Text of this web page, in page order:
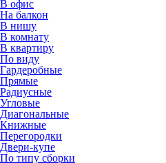
В офис
На балкон
В нишу
В комнату
В квартиру
По виду
Гардеробные
Прямые
Радиусные
Угловые
Диагональные
Книжные
Перегородки
Двери-купе
По типу сборки